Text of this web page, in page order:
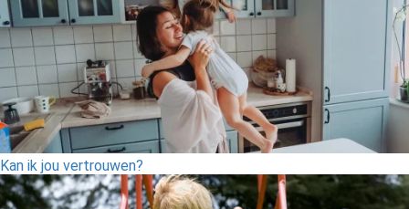
Kan ik jou vertrouwen?